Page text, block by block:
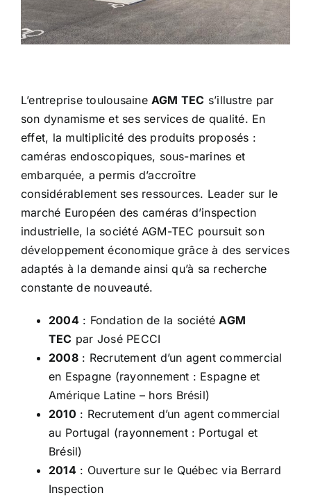
L’entreprise toulousaine AGM TEC s’illustre par
son dynamisme et ses services de qualité. En
effet, la multiplicité des produits proposés :
caméras endoscopiques, sous-marines et
embarquée, a permis d’accroître
considérablement ses ressources. Leader sur le
marché Européen des caméras d’inspection
industrielle, la société AGM-TEC poursuit son
développement économique grâce à des services
adaptés à la demande ainsi qu’à sa recherche
constante de nouveauté.
2004: Fondation de la sociétéAGM
TEC par José PECCI
2008: Recrutement d’un agent commercial
en Espagne (rayonnement : Espagne et
Amérique Latine – hors Brésil)
2010 : Recrutement d’un agent commercial
au Portugal (rayonnement : Portugal et
Brésil)
2014: Ouverture sur le Québec via Berrard
Inspection